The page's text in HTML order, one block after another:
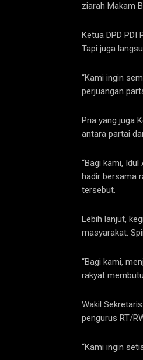
ziarah Makam
Ketua DPD
Tapi juga
“Kami ingin
perjuangan
Pria yang juga
antara partai
“Bagi kami,
hadir bersama
tersebut.
Lebih lanjut,
masyarakat.
“Bagi kami,
rakyat
Wakil
pengurus RT/
“Kami ingin